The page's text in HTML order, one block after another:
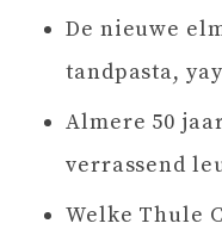
De nieuwe
tandpasta,
Almere 50
verrassend
Welke Thule